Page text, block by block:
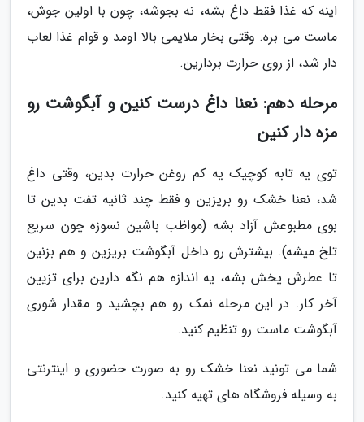
اینه که غذا فقط داغ بشه، نه بجوشه، چون با اولین جوش،
ماست می بره. وقتی بخار ملایمی بالا اومد و قوام غذا لعاب
دار شد، از روی حرارت بردارین.
مرحله دهم: نعنا داغ درست کنین و آبگوشت رو
مزه دار کنین
توی یه تابه کوچیک یه کم روغن حرارت بدین، وقتی داغ
شد، نعنا خشک رو بریزین و فقط چند ثانیه تفت بدین تا
بوی مطبوعش آزاد بشه (مواظب باشین نسوزه چون سریع
تلخ میشه). بیشترش رو داخل آبگوشت بریزین و هم بزنین
تا عطرش پخش بشه، یه اندازه هم نگه دارین برای تزیین
آخر کار. در این مرحله نمک رو هم بچشید و مقدار شوری
آبگوشت ماست رو تنظیم کنید.
شما می تونید نعنا خشک رو به صورت حضوری و اینترنتی
به وسیله فروشگاه های تهیه کنید.